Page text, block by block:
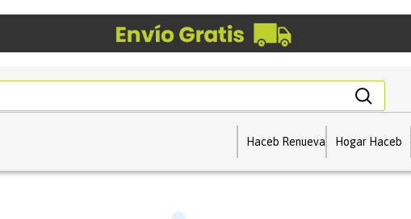
Haceb Renueva Hogar Haceb